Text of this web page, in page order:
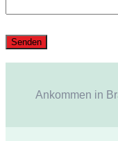
Ankommen in